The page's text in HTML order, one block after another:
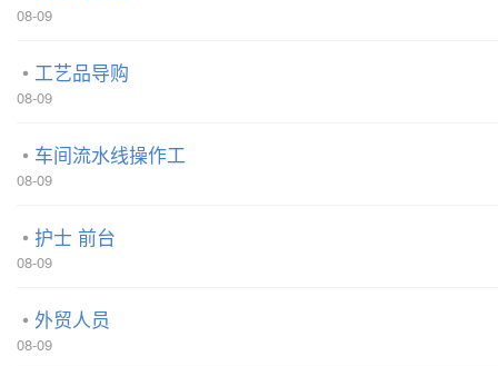
08-09
工艺品导购
08-09
车间流水线操作工
08-09
护士 前台
08-09
外贸人员
08-09